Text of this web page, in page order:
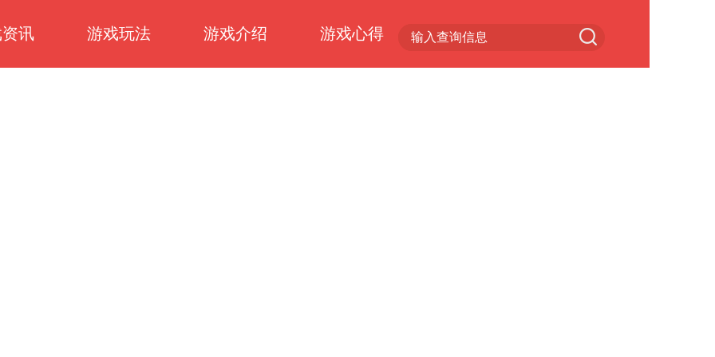
讯 游戏玩法 游戏介绍 游戏心得 游戏专区 手游大全